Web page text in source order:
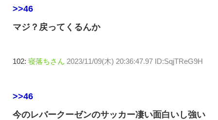
>>46
マジ？戻ってくるんか
102: 寝落ちさん 2023/11/09(木) 20:36:47.97 ID:SqjTReG9H
>>46
今のレバークーゼンのサッカー凄い面白いし強い